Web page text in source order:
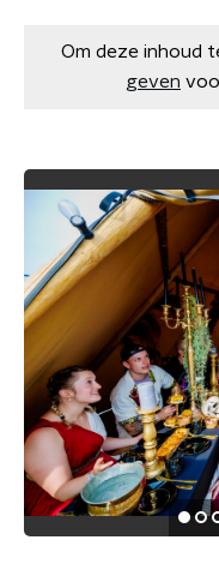
Om deze inhoud
geven